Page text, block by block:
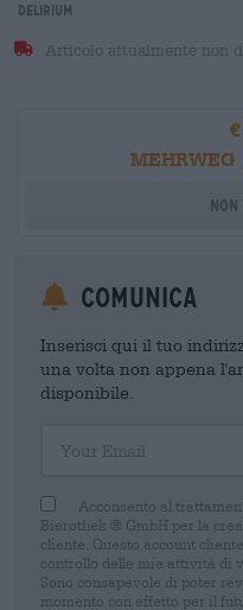
Delirium
Articolo attualmente non
MEHRWEG
Comunica
Inserisci qui il tuo
una volta non appena
disponibile.
Acconsento al
Bierothek ® GmbH per la
cliente. Questo account
controllo delle mie attività di
Sono consapevole di poter
momento con effetto per il